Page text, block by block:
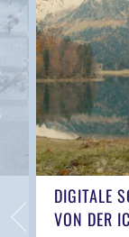
Anwil
Appenzell
Au SG
Baar
Baden
Balsthal
Balzers
Basel
Bassersdorf
DIGITALE
VON DER